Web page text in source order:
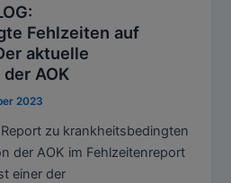
Fehlzeiten auf
aktuelle
AOK
2023
zu krankheitsbedingten
der AOK im Fehlzeitenreport
einer der